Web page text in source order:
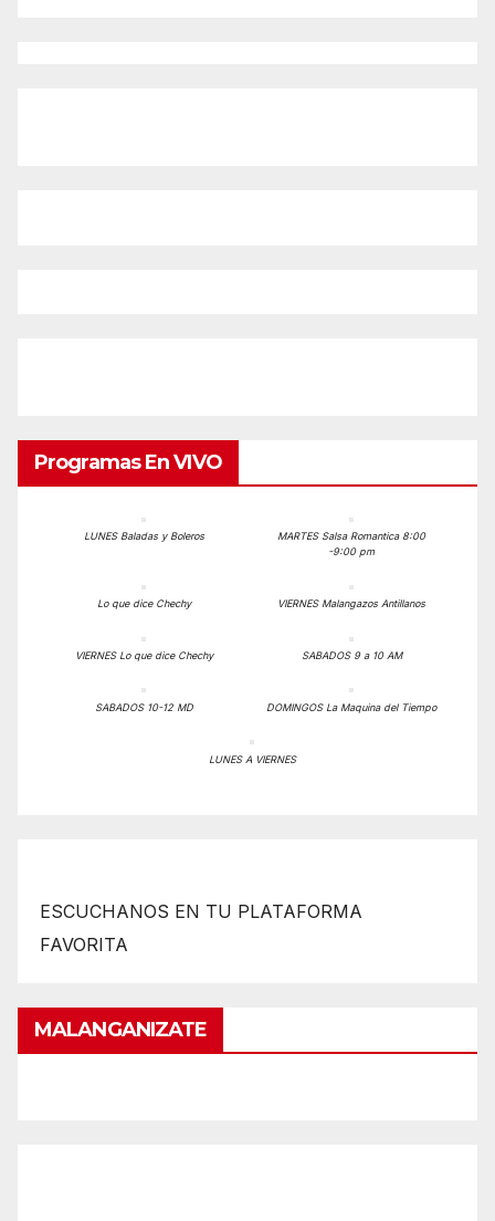
Programas En VIVO
LUNES Baladas y Boleros
MARTES Salsa Romantica 8:00
-9:00 pm
Lo que dice Chechy VIERNES Malangazos Antillanos
VIERNES Lo que dice Chechy SABADOS 9 a 10 AM
SABADOS 10-12 MD DOMINGOS La Maquina del Tiempo
LUNES A VIERNES
ESCUCHANOS EN TU PLATAFORMA
FAVORITA
MALANGANIZATE